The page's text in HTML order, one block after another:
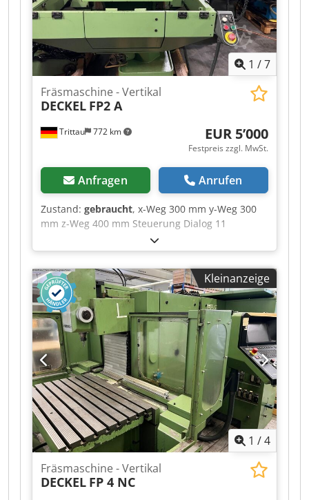
1 /7
Trittau 772 km
Fräsmaschine - Vertikal
DECKEL FP2 A
EUR 5’000
Festpreis zzgl. MwSt.
Anfragen Anrufen
Zustand: gebraucht, x-Weg 300 mm y-Weg 300
mm z-Weg 400 mm Steuerung Dialog 11
Drehzahlbereich - Hauptspindel 40 - 4000 min/-1
Werkzeugaufnahme SK 40 Dcodpfezq Hlfox Airok
schwenkbar +/- 90 ° Pinolenhub 80 mm Die
Maschine befindet sich unserer Einschätzung
nach in einem sehr guten gebrauchten Zustand
und kann nach Terminvereinbarung unter Strom
besichtigt werden. Zubehör: - Kabine Zubehör,
abgebildete Werkzeuge und Spannmittel
gehören nur zum Lieferumfang wenn dies in
den Zusatzinformationen vermerkt ist.
Aenderungen und Irrtuemer in den technischen
Daten und Angaben sowie Zwischenverkauf
vorbehalten!
Kleinanzeige
1 /4
Fräsmaschine - Vertikal
DECKEL FP 4 NC